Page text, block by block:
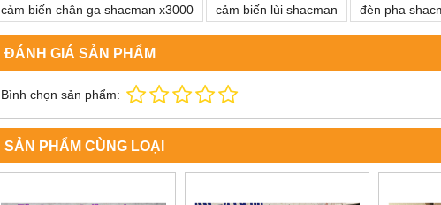
cảm biến chân ga shacman x3000 cảm biến lùi shacman đèn pha
ĐÁNH GIÁ SẢN PHẨM
Bình chọn sản phẩm:
SẢN PHẨM CÙNG LOẠI